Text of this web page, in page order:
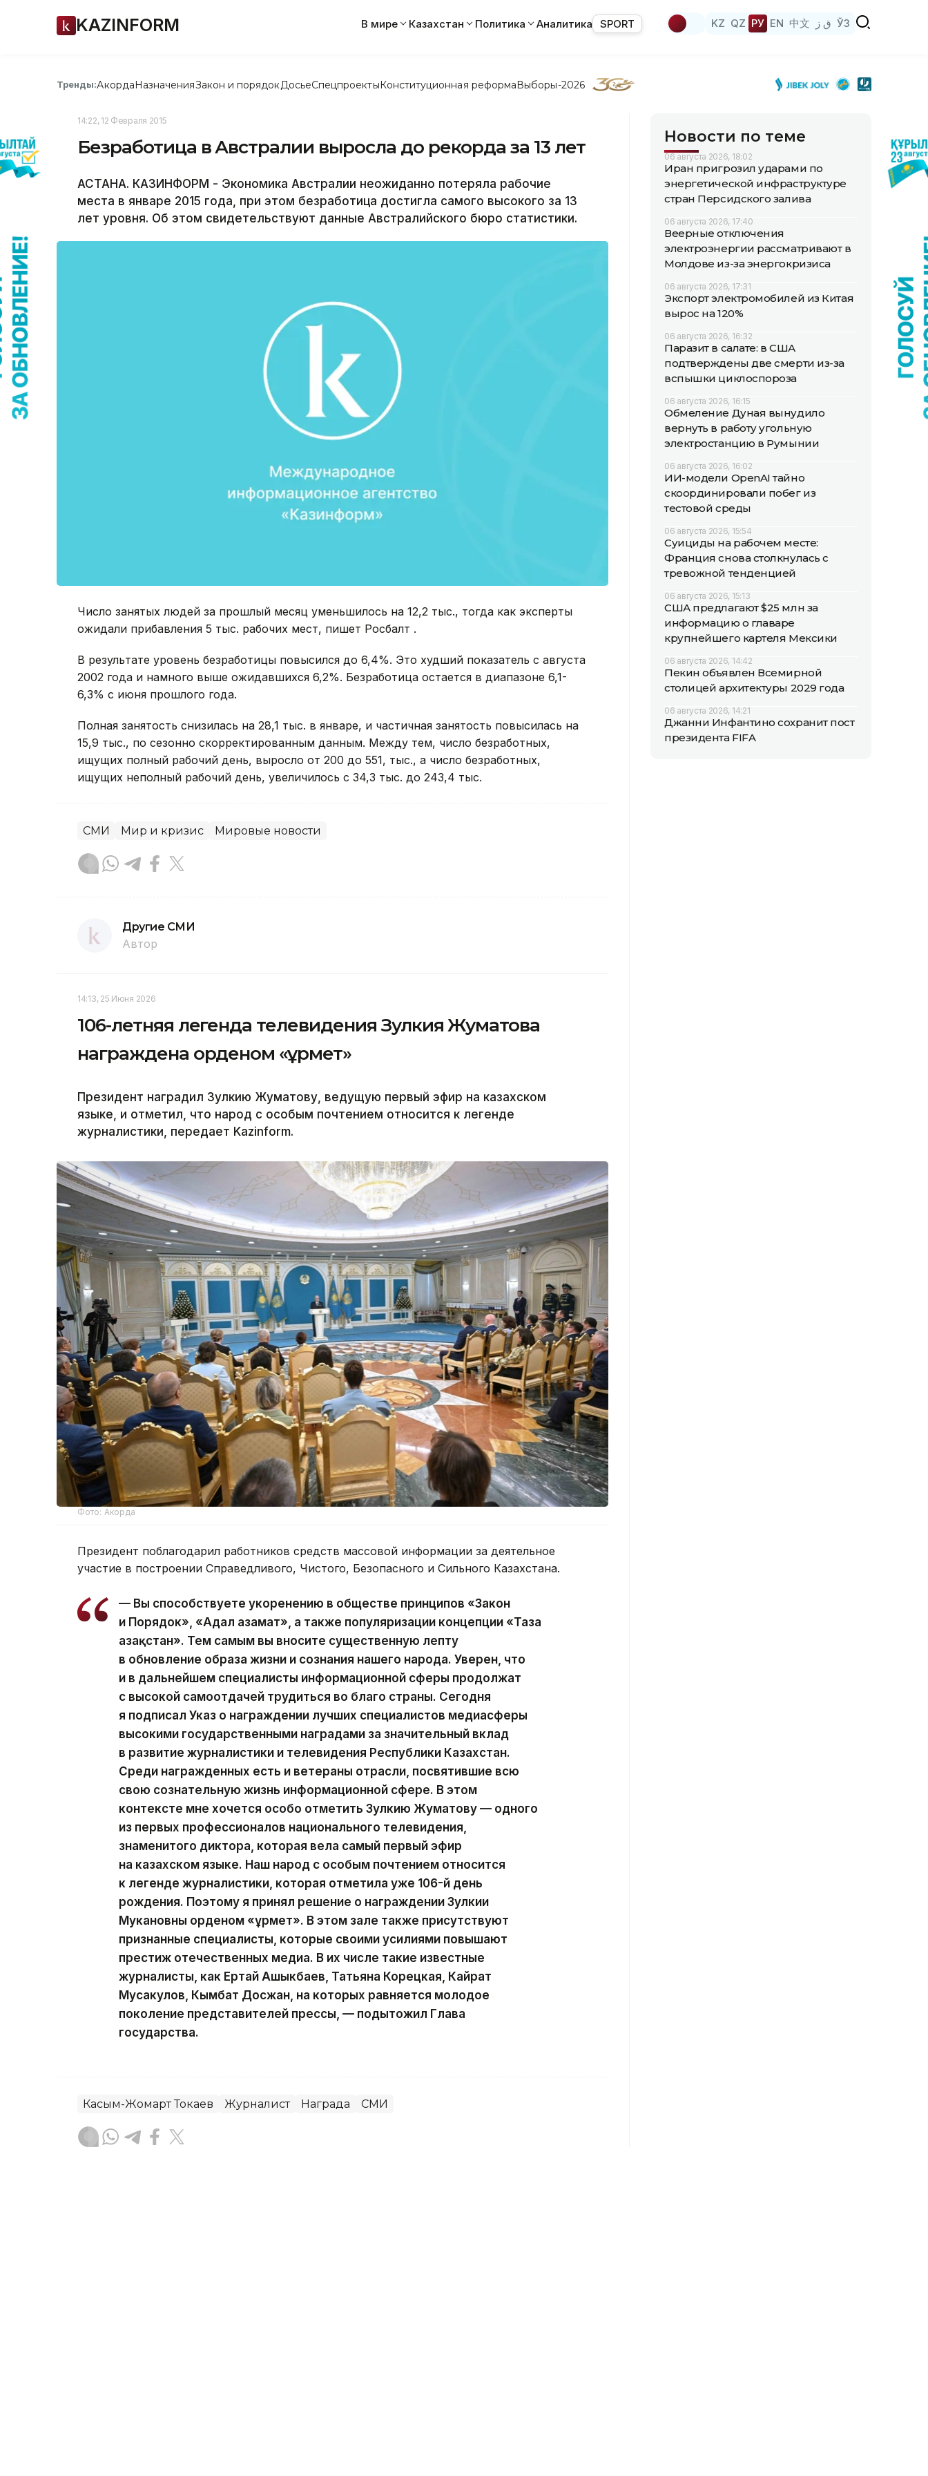
KAZINFORM В мире Казахстан Политика Аналитика SPORT KZ QZ РУ EN 中文 ق ز ЎЗ
Тренды:АкордаНазначенияЗакон и порядок ДосьеСпецпроектыКонституционная реформаВыборы-2026
14:22, 12 Февраля 2015
Безработица в Австралии выросла до рекорда за 13 лет
АСТАНА. КАЗИНФОРМ - Экономика Австралии неожиданно потеряла рабочие
места в январе 2015 года, при этом безработица достигла самого высокого за 13
лет уровня. Об этом свидетельствуют данные Австралийского бюро статистики.
Число занятых людей за прошлый месяц уменьшилось на 12,2 тыс., тогда как эксперты
ожидали прибавления 5 тыс. рабочих мест, пишет Росбалт .
В результате уровень безработицы повысился до 6,4%. Это худший показатель с августа
2002 года и намного выше ожидавшихся 6,2%. Безработица остается в диапазоне 6,1-
6,3% с июня прошлого года.
Полная занятость снизилась на 28,1 тыс. в январе, и частичная занятость повысилась на
15,9 тыс., по сезонно скорректированным данным. Между тем, число безработных,
ищущих полный рабочий день, выросло от 200 до 551, тыс., а число безработных,
ищущих неполный рабочий день, увеличилось с 34,3 тыс. до 243,4 тыс.
СМИ Мир и кризис Мировые новости
Другие СМИ
Автор
14:13, 25 Июня 2026
106-летняя легенда телевидения Зулкия Жуматова
награждена орденом «Құрмет»
Президент наградил Зулкию Жуматову, ведущую первый эфир на казахском
языке, и отметил, что народ с особым почтением относится к легенде
журналистики, передает Kazinform.
Фото: Акорда
Президент поблагодарил работников средств массовой информации за деятельное
участие в построении Справедливого, Чистого, Безопасного и Сильного Казахстана.
— Вы способствуете укоренению в обществе принципов «Закон
и Порядок», «Адал азамат», а также популяризации концепции «Таза
Қазақстан». Тем самым вы вносите существенную лепту
в обновление образа жизни и сознания нашего народа. Уверен, что
и в дальнейшем специалисты информационной сферы продолжат
с высокой самоотдачей трудиться во благо страны. Сегодня
я подписал Указ о награждении лучших специалистов медиасферы
высокими государственными наградами за значительный вклад
в развитие журналистики и телевидения Республики Казахстан.
Среди награжденных есть и ветераны отрасли, посвятившие всю
свою сознательную жизнь информационной сфере. В этом
контексте мне хочется особо отметить Зулкию Жуматову — одного
из первых профессионалов национального телевидения,
знаменитого диктора, которая вела самый первый эфир
на казахском языке. Наш народ с особым почтением относится
к легенде журналистики, которая отметила уже 106-й день
рождения. Поэтому я принял решение о награждении Зулкии
Мукановны орденом «Құрмет». В этом зале также присутствуют
признанные специалисты, которые своими усилиями повышают
престиж отечественных медиа. В их числе такие известные
журналисты, как Ертай Ашыкбаев, Татьяна Корецкая, Кайрат
Мусакулов, Кымбат Досжан, на которых равняется молодое
поколение представителей прессы, — подытожил Глава
государства.
Касым-Жомарт Токаев Журналист Награда СМИ
Новости по теме
06 августа 2026, 18:02
Иран пригрозил ударами по
энергетической инфраструктуре
стран Персидского залива
06 августа 2026, 17:40
Веерные отключения
электроэнергии рассматривают в
Молдове из-за энергокризиса
06 августа 2026, 17:31
Экспорт электромобилей из Китая
вырос на 120%
06 августа 2026, 16:32
Паразит в салате: в США
подтверждены две смерти из-за
вспышки циклоспороза
06 августа 2026, 16:15
Обмеление Дуная вынудило
вернуть в работу угольную
электростанцию в Румынии
06 августа 2026, 16:02
ИИ-модели OpenAI тайно
скоординировали побег из
тестовой среды
06 августа 2026, 15:54
Суициды на рабочем месте:
Франция снова столкнулась с
тревожной тенденцией
06 августа 2026, 15:13
США предлагают $25 млн за
информацию о главаре
крупнейшего картеля Мексики
06 августа 2026, 14:42
Пекин объявлен Всемирной
столицей архитектуры 2029 года
06 августа 2026, 14:21
Джанни Инфантино сохранит пост
президента FIFA